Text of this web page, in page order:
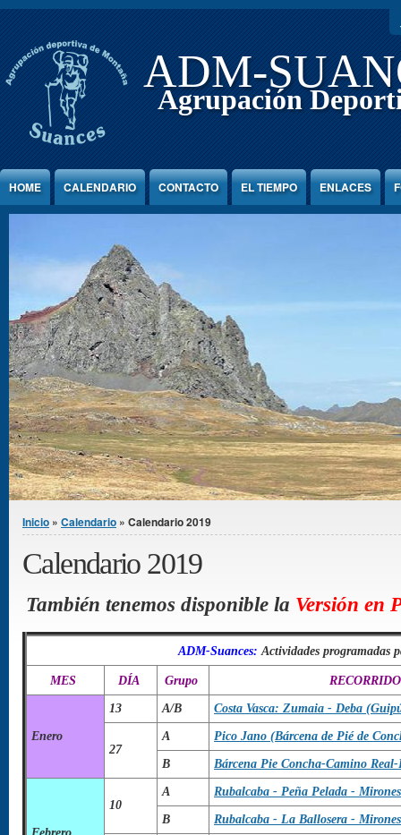
Jump to Content
ADM-
Agrupación
HOME CALENDARIO CONTACTO EL TIEMPO ENLACES
Se encuentra usted aquí
Inicio » Calendario » Calendario 2019
Calendario 2019
También tenemos disponible la Versión en
ADM-Suances:Actividades programadas
MES DÍA Grupo
Enero
13 A/B Costa Vasca: Zumaia - Deba
27
A Pico Jano (Bárcena de Pié de
B Bárcena Pie Concha-Camino
10
A Rubalcaba - Peña Pelada -
B Rubalcaba - La Ballosera -